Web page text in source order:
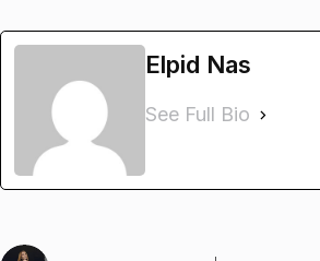
Elpid Nas
See Full Bio